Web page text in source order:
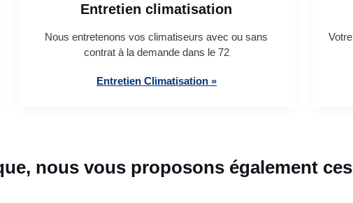
Entretien climatisation
Nous entretenons vos climatiseurs avec ou sans
contrat à la demande dans le 72
Entretien Climatisation »
nous vous proposons également